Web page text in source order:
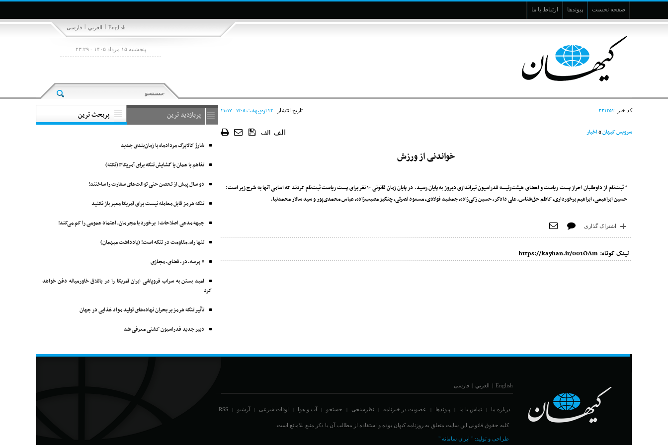
صفحه نخست پیوندها ارتباط با ما
فارسی | العربي | English
پنجشنبه ۱۵ مرداد ۱۴۰۵ - ۲۳:۲۹
کد خبر: ۳۳۱۲۵۲ تاریخ انتشار :۲۲ ارديبهشت ۱۴۰۵ - ۲۱:۱۷
سرویس کیهان»اخبار الف الف
خواندنی از ورزش
* ثبت‌نام از داوطلبان احراز پست ریاست و اعضای هیئت‌رئیسه فدراسیون تیراندازی دیروز به پایان رسید. در پایان زمان قانونی ۱۰ نفر برای پست ریاست ثبت‌نام کردند که اسامی آنها به شرح زیر است:
حسین ابراهیمی، ابراهیم برخورداری، کاظم حق‌شناس، علی دادگر، حسین زکی‌زاده، جمشید فولادی، مسعود نصرتی، چنگیز مصیب‌زاده، عباس محمدی‌پور و سید سالار محمدنیا.
اشتراک گذاری
لینک کوتاه: https://kayhan.ir/001OAm
پربازدید ترین پربحث ترین
شارژ کالابرگ مردادماه با زمان‌بندی جدید
تفاهم با عمان یا گشایش تنگه برای آمریکا؟!(نکته)
دو سال پیش از تحصن حتی توالت‌های سفارت را ساختند!
تنگه هرمز قابل معامله نیست برای آمریکا معبر باز نکنید
جبهه مدعی اصلاحات: برخورد با مجرمان، اعتماد عمومی را کم می‌کند!
تنها راه، مقاومت در تنگه است! (یادداشت میهمان)
# پرسه ـ در ـ فضای ـ مجـازی
امید بستن به سراب فروپاشی ایران آمریکا را در باتلاق خاورمیانه دفن خواهد
کرد
تأثیر تنگه هرمز بر بحران نهاده‌های تولید مواد غذایی در جهان
دبیر جدید فدراسیون کشتی معرفی شد
English
| العربي | فارسی
درباره ما | تماس با ما | پیوندها | عضویت در خبرنامه | نظرسنجی | جستجو | آب و هوا | اوقات شرعی | آرشیو |
RSS
کلیه حقوق قانونی این سایت متعلق به روزنامه کیهان بوده و استفاده از مطالب آن با ذکر منبع بلامانع است.
طراحی و تولید: " ایران سامانه "